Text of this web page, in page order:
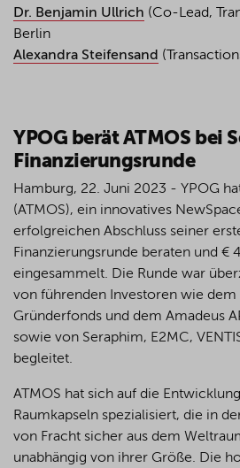
Dr. Benjamin Ullrich (Co-Lead,
Berlin
Alexandra Steifensand
YPOG berät ATMOS bei
Finanzierungsrunde
Hamburg, 22. Juni 2023 - YPOG
(ATMOS), ein innovatives
erfolgreichen Abschluss seiner
Finanzierungsrunde beraten und €
eingesammelt. Die Runde war
von führenden Investoren wie dem
Gründerfonds und dem Amadeus
sowie von Seraphim, E2MC,
begleitet.
ATMOS hat sich auf die
Raumkapseln spezialisiert, die in
von Fracht sicher aus dem
unabhängig von ihrer Größe. Die